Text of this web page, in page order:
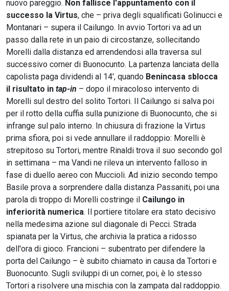
nuovo pareggio. Non fallisce l'appuntamento con il
successo la Virtus, che – priva degli squalificati Golinucci e
Montanari – supera il Cailungo. In avvio Tortori va ad un
passo dalla rete in un paio di circostanze, sollecitando
Morelli dalla distanza ed arrendendosi alla traversa sul
successivo corner di Buonocunto. La partenza lanciata della
capolista paga dividendi al 14', quando Benincasa sblocca
il risultato in tap-in – dopo il miracoloso intervento di
Morelli sul destro del solito Tortori. Il Cailungo si salva poi
per il rotto della cuffia sulla punizione di Buonocunto, che si
infrange sul palo interno. In chiusura di frazione la Virtus
prima sfiora, poi si vede annullare il raddoppio: Morelli è
strepitoso su Tortori, mentre Rinaldi trova il suo secondo gol
in settimana – ma Vandi ne rileva un intervento falloso in
fase di duello aereo con Muccioli. Ad inizio secondo tempo
Basile prova a sorprendere dalla distanza Passaniti, poi una
parola di troppo di Morelli costringe il Cailungo in
inferiorità numerica. Il portiere titolare era stato decisivo
nella medesima azione sul diagonale di Pecci. Strada
spianata per la Virtus, che archivia la pratica a ridosso
dell'ora di gioco. Francioni – subentrato per difendere la
porta del Cailungo – è subito chiamato in causa da Tortori e
Buonocunto. Sugli sviluppi di un corner, poi, è lo stesso
Tortori a risolvere una mischia con la zampata dal raddoppio.